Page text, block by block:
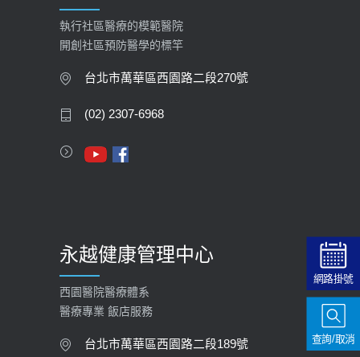
執行社區醫療的模範醫院
開創社區預防醫學的標竿
台北市萬華區西園路二段270號
(02) 2307-6968
永越健康管理中心
西園醫院醫療體系
醫療專業 飯店服務
台北市萬華區西園路二段189號
網路掛號
查詢/取消